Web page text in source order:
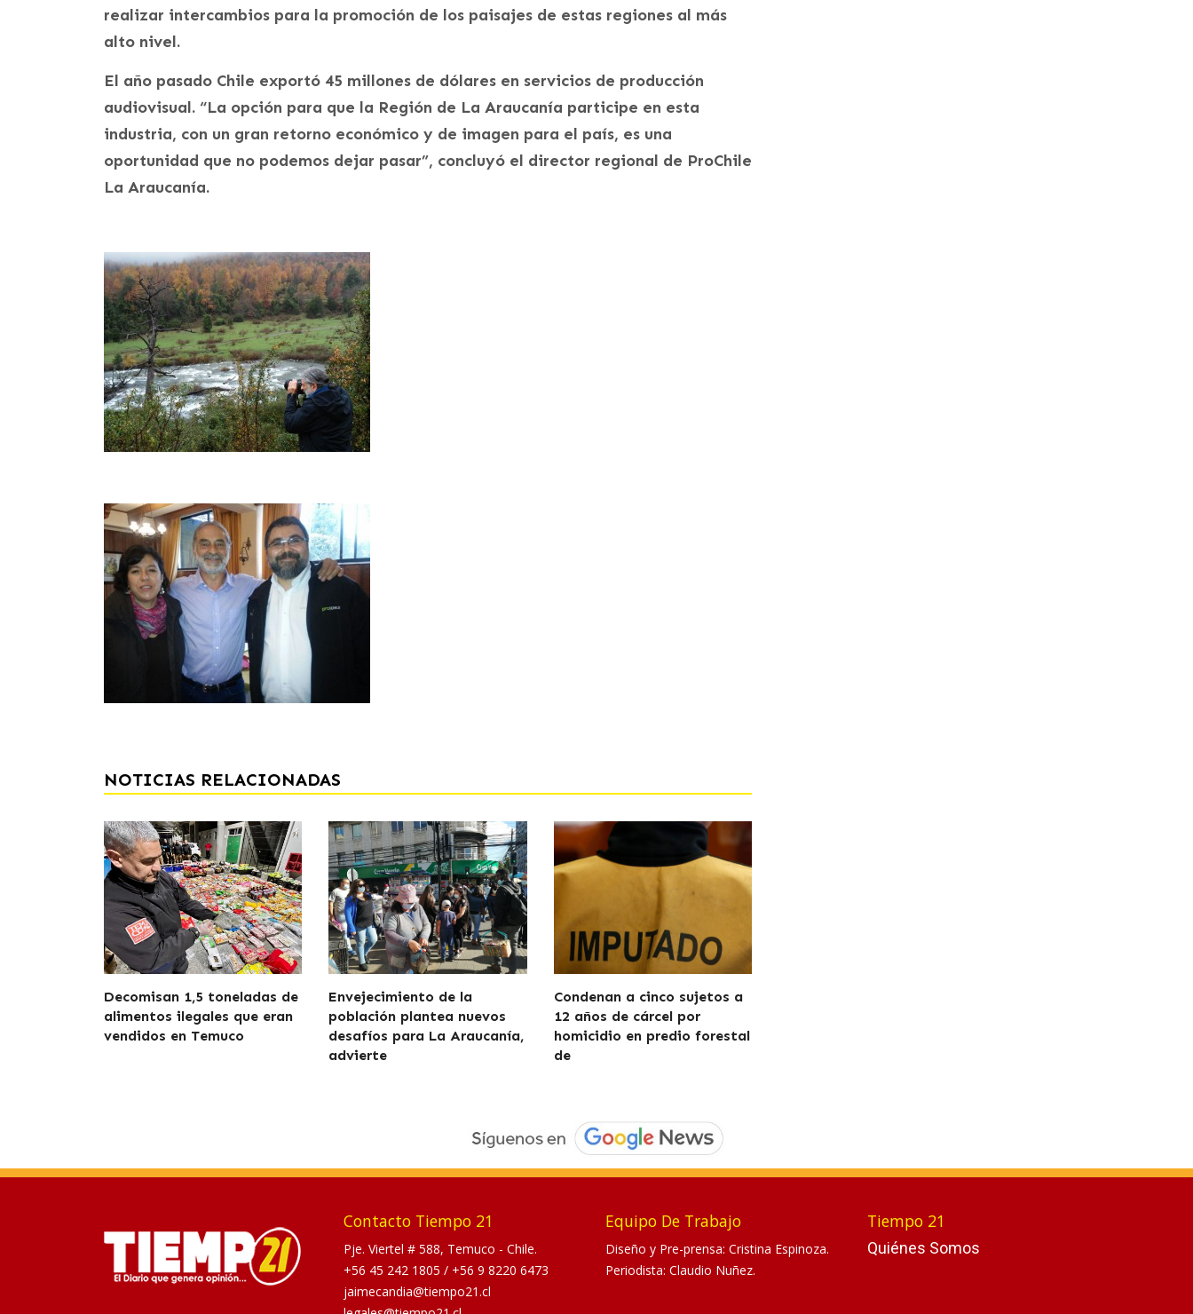
realizar intercambios para la promoción de los paisajes de estas regiones al más
alto nivel.
El año pasado Chile exportó 45 millones de dólares en servicios de producción
audiovisual. “La opción para que la Región de La Araucanía participe en esta
industria, con un gran retorno económico y de imagen para el país, es una
oportunidad que no podemos dejar pasar”, concluyó el director regional de ProChile
La Araucanía.
NOTICIAS RELACIONADAS
Decomisan 1,5 toneladas de
alimentos ilegales que eran
vendidos en Temuco
Envejecimiento de la
población plantea nuevos
desafíos para La Araucanía,
advierte
Condenan a cinco sujetos a
12 años de cárcel por
homicidio en predio forestal
de
Contacto Tiempo 21
Pje. Viertel # 588, Temuco - Chile.
+56 45 242 1805 / +56 9 8220 6473
jaimecandia@tiempo21.cl
Equipo De Trabajo
Diseño y Pre-prensa: Cristina Espinoza.
Periodista: Claudio Nuñez.
Tiempo 21
Quiénes Somos